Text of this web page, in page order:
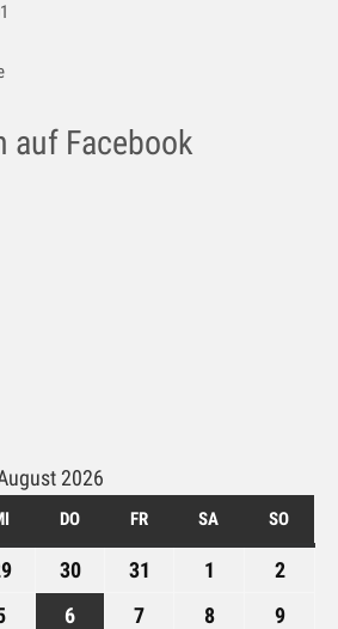
STB-Cup
Turnier
auf Facebook
2026
MITTWOCH
DODONNERSTAG
FRFREITAGSA SAMSTAG
SO
29.
3030.
31 1
August
22.
6 7 88. 99.